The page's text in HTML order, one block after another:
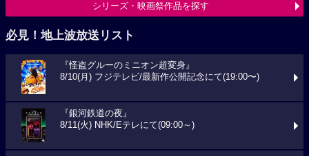
シリーズ・映画祭作品を探す
必見！地上波放送リスト
『怪盗グルーのミニオン超変身』
8/10(月) フジテレビ/最新作公開記念にて(19:00〜)
『銀河鉄道の夜』
8/11(火) NHK/Eテレにて(09:00～)